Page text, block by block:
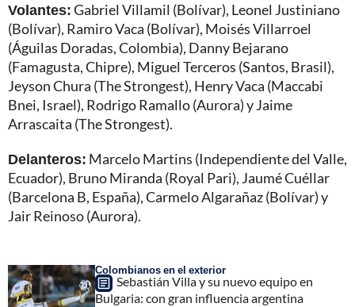
Volantes:Gabriel Villamil (Bolívar), Leonel Justiniano
(Bolívar), Ramiro Vaca (Bolívar), Moisés Villarroel
(Águilas Doradas, Colombia), Danny Bejarano
(Famagusta, Chipre), Miguel Terceros (Santos, Brasil),
Jeyson Chura (The Strongest), Henry Vaca (Maccabi
Bnei, Israel), Rodrigo Ramallo (Aurora) y Jaime
Arrascaita (The Strongest).
Delanteros: Marcelo Martins (Independiente del Valle,
Ecuador), Bruno Miranda (Royal Pari), Jaumé Cuéllar
(Barcelona B, España), Carmelo Algarañaz (Bolívar) y
Jair Reinoso (Aurora).
Colombianos en el exterior
Sebastián Villa y su nuevo equipo en
Bulgaria: con gran influencia argentina